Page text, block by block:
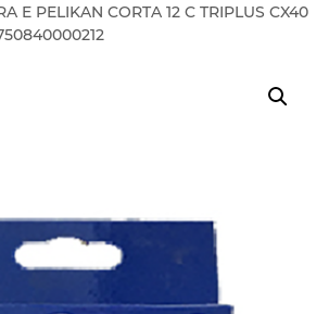
E PELIKAN CORTA 12 C TRIPLUS CX40